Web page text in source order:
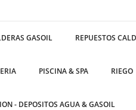
GASOIL REPUESTOS
PISCINA & SPA RIEGO
- DEPOSITOS AGUA & GASOIL